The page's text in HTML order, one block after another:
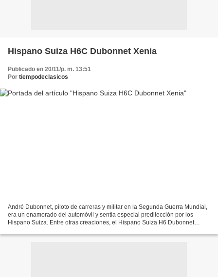
Hispano Suiza H6C Dubonnet Xenia
Publicado en 20/11/p. m. 13:51
Por tiempodeclasicos
André Dubonnet, piloto de carreras y militar en la Segunda Guerra Mundial,
era un enamorado del automóvil y sentía especial predilección por los
Hispano Suiza. Entre otras creaciones, el Hispano Suiza H6 Dubonnet